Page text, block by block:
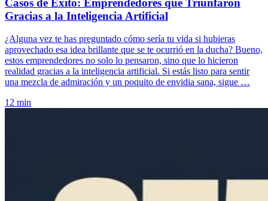
Gracias a la Inteligencia Artificial
¿Alguna vez te has preguntado cómo sería tu vida si hubieras
aprovechado esa idea brillante que se te ocurrió en la ducha? Bueno,
estos emprendedores no solo lo pensaron, sino que lo hicieron
realidad gracias a la inteligencia artificial. Si estás listo para sentir
una mezcla de admiración y un poquito de envidia sana, sigue …
12 min